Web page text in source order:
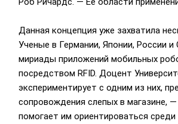
Данная концепция уже захватила
Ученые в Германии, Японии, России
мириады приложений мобильных
посредством RFID. Доцент
экспериментирует с одним из них,
сопровождения слепых в магазине,
помогает им ориентироваться среди